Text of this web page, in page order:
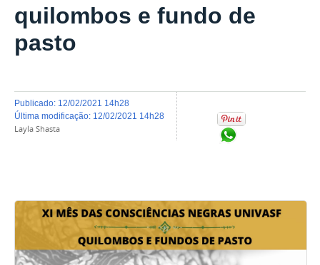
quilombos e fundo de
pasto
publicado: 12/02/2021 14h28
última modificação: 12/02/2021 14h28
Layla Shasta